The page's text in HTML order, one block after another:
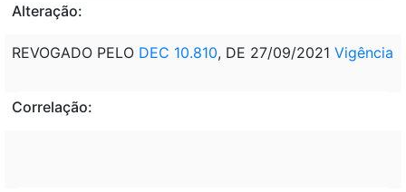
Alteração:
REVOGADO PELO DEC 10.810, DE 27/09/2021 Vigência
Correlação: